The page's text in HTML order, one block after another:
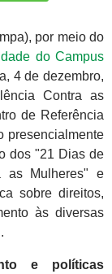
por meio do
do Campus
4 de dezembro,
Contra as
de Referência
presencialmente
dos "21 Dias de
as Mulheres" e
sobre direitos,
às diversas
e políticas